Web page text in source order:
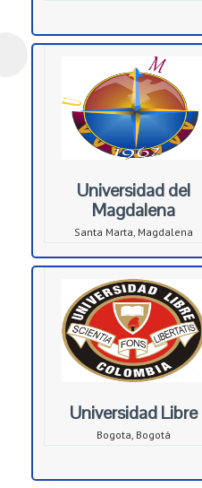
Universidad del
Magdalena
Santa Marta, Magdalena
Universidad Libre
Bogota, Bogotá